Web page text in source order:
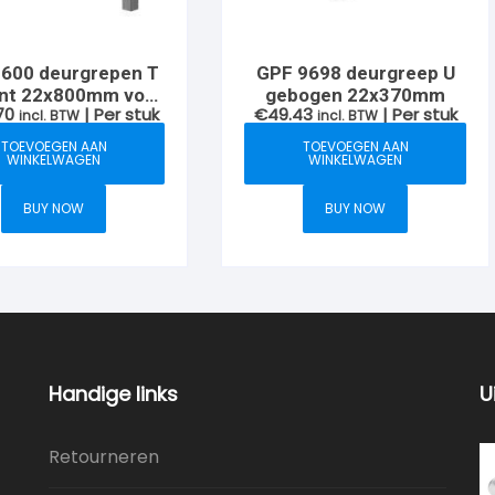
deurgrepen T
22x800mm voor
zijde deur
incl. BTW | Per stuk
TOEVOEGEN AAN
WINKELWAGEN
BUY NOW
GPF 9698 deurgreep U
gebogen 22x370mm
€49.43 incl. BTW | Per stuk
TOEVOEGEN AAN
WINKELWAGEN
BUY NOW
Handige links
Retourneren